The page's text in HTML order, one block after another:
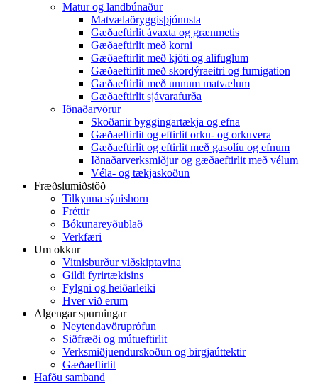
Matur og landbúnaður
Matvælaöryggisþjónusta
Gæðaeftirlit ávaxta og grænmetis
Gæðaeftirlit með korni
Gæðaeftirlit með kjöti og alifuglum
Gæðaeftirlit með skordýraeitri og fumigation
Gæðaeftirlit með unnum matvælum
Gæðaeftirlit sjávarafurða
Iðnaðarvörur
Skoðanir byggingartækja og efna
Gæðaeftirlit og eftirlit orku- og orkuvera
Gæðaeftirlit og eftirlit með gasolíu og efnum
Iðnaðarverksmiðjur og gæðaeftirlit með vélum
Véla- og tækjaskoðun
Fræðslumiðstöð
Tilkynna sýnishorn
Fréttir
Bókunareyðublað
Verkfæri
Um okkur
Vitnisburður viðskiptavina
Gildi fyrirtækisins
Fylgni og heiðarleiki
Hver við erum
Algengar spurningar
Neytendavöruprófun
Siðfræði og mútueftirlit
Verksmiðjuendurskoðun og birgjaúttektir
Gæðaeftirlit
Hafðu samband